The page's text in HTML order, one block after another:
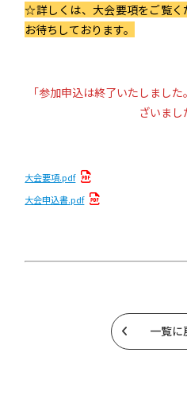
☆詳しくは、大会要項をご覧く
お待ちしております。
「参加申込は終了いたしまし
ざいまし
大会要項.pdf
大会申込書.pdf
一覧に